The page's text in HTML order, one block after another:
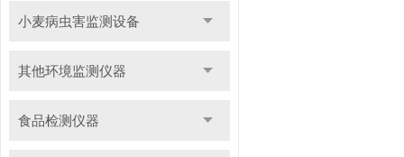
小麦病虫害监测设备
其他环境监测仪器
食品检测仪器